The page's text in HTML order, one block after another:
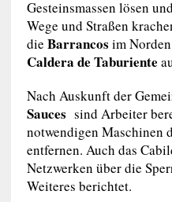
Gesteinsmassen lösen
Wege und Straßen
die Barrancos im
Caldera de Taburiente
Nach Auskunft der
Sauces sind Arbeiter
notwendigen Maschinen
entfernen. Auch das
Netzwerken über die
Weiteres berichtet.